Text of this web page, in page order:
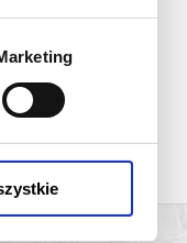
środków